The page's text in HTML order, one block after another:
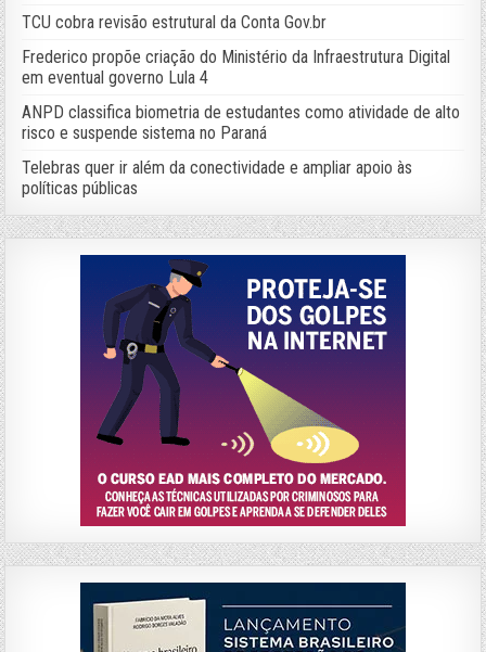
TCU cobra revisão estrutural da Conta Gov.br
Frederico propõe criação do Ministério da Infraestrutura Digital
em eventual governo Lula 4
ANPD classifica biometria de estudantes como atividade de alto
risco e suspende sistema no Paraná
Telebras quer ir além da conectividade e ampliar apoio às
políticas públicas